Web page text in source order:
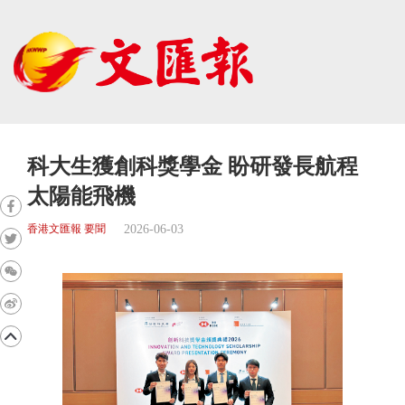
科大生獲創科獎學金 盼研發長航程
太陽能飛機
香港文匯報 要聞 2026-06-03